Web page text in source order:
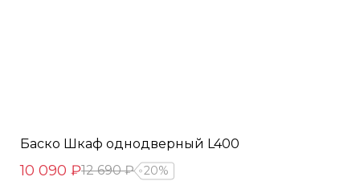
Баско Шкаф однодверный L400
10 090 ₽12 690 ₽ 20%